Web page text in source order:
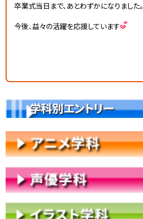
学科別エントリー
卒業式当日まで、あとわずかになりました。
今後、益々の活躍を応援しています